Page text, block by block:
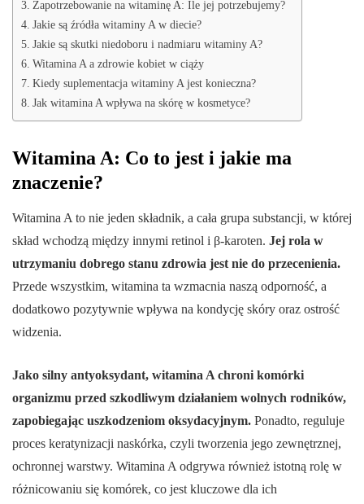
Zapotrzebowanie na witaminę A: Ile jej potrzebujemy?
Jakie są źródła witaminy A w diecie?
Jakie są skutki niedoboru i nadmiaru witaminy A?
Witamina A a zdrowie kobiet w ciąży
Kiedy suplementacja witaminy A jest konieczna?
Jak witamina A wpływa na skórę w kosmetyce?
Witamina A: Co to jest i jakie ma
znaczenie?
Witamina A to nie jeden składnik, a cała grupa substancji, w której
skład wchodzą między innymi retinol i β-karoten. Jej rola w
utrzymaniu dobrego stanu zdrowia jest nie do przecenienia.
Przede wszystkim, witamina ta wzmacnia naszą odporność, a
dodatkowo pozytywnie wpływa na kondycję skóry oraz ostrość
widzenia.
Jako silny antyoksydant, witamina A chroni komórki
organizmu przed szkodliwym działaniem wolnych rodników,
zapobiegając uszkodzeniom oksydacyjnym. Ponadto, reguluje
proces keratynizacji naskórka, czyli tworzenia jego zewnętrznej,
ochronnej warstwy. Witamina A odgrywa również istotną rolę w
różnicowaniu się komórek, co jest kluczowe dla ich